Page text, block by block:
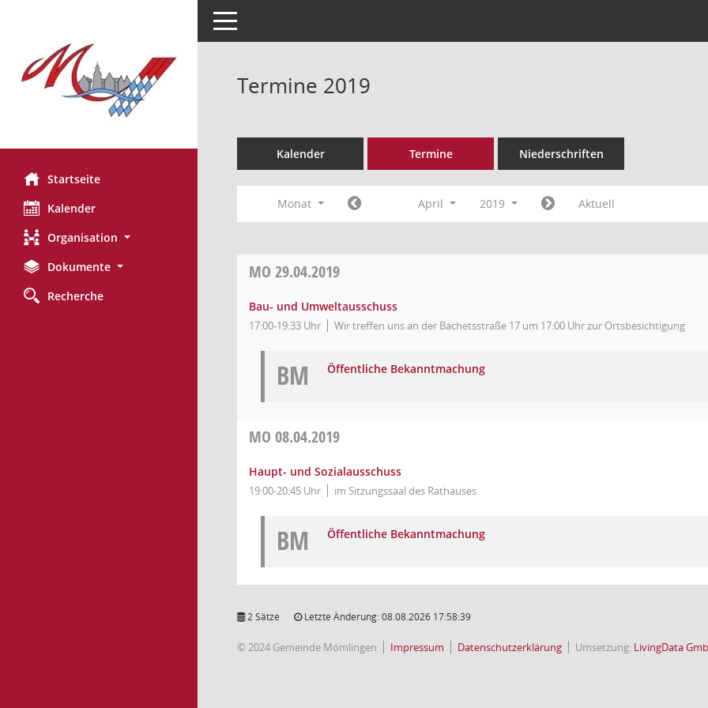
Startseite
Kalender
Organisation
Dokumente
Recherche
Toggle navigation
Termine 2019
Kalender Termine Niederschriften
Monat April 2019 Aktuell
MO 29.04.2019
Bau- und Umweltausschuss
17:00-19:33 Uhr Wir treffen uns an der Bachetsstraße 17 um 17:00 Uhr zur Ortsbesichtigung
BM Öffentliche Bekanntmachung
MO 08.04.2019
Haupt- und Sozialausschuss
19:00-20:45 Uhr im Sitzungssaal des Rathauses
BM Öffentliche Bekanntmachung
2 Sätze Letzte Änderung: 08.08.2026 17:58:39
© 2024 Gemeinde Mömlingen Impressum Datenschutzerklärung Umsetzung: LivingData